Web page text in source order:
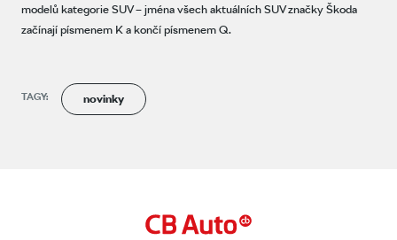
modelů kategorie SUV – jména všech aktuálních SUV značky Škoda
začínají písmenem K a končí písmenem Q.
TAGY: novinky